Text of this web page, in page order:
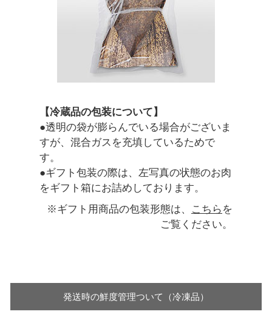
【冷蔵品の包装について】
●透明の袋が膨らんでいる場合がございま
すが、混合ガスを充填しているためで
す。
●ギフト包装の際は、左写真の状態のお肉
をギフト箱にお詰めしております。
※ギフト用商品の包装形態は、
こちら を
ご覧ください。
発送時の鮮度管理ついて（冷凍品）